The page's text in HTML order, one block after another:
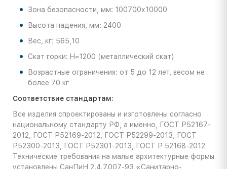
Зона безопасности, мм: 100700х10000
Высота падения, мм: 2400
Вес, кг: 565,10
Скат горки: H=1200 (металлический скат)
Возрастные ограничения: от 5 до 12 лет, весом не
более 70 кг
Соответствие стандартам:
Все изделия спроектированы и изготовлены согласно
национальному стандарту РФ, а именно, ГОСТ Р52167-
2012, ГОСТ Р52169-2012, ГОСТ Р52299-2013, ГОСТ
Р52300-2013, ГОСТ Р52301-2013, ГОСТ Р 52168-2012
Технические требования на малые архитектурные формы
установлены СанПиН 2.4.7.007-93 «Санитарно-